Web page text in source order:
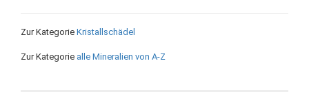
Zur Kategorie Kristallschädel
Zur Kategorie alle Mineralien von A-Z